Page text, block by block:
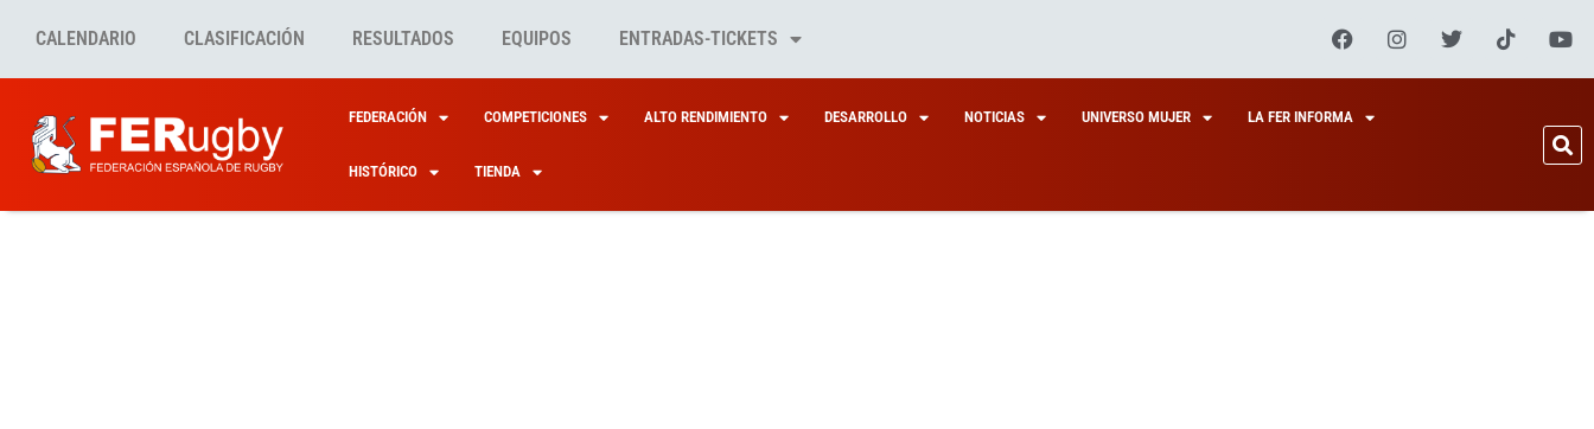
CALENDARIO CLASIFICACIÓN RESULTADOS EQUIPOS ENTRADAS-TICKETS
FEDERACIÓN COMPETICIONES ALTO RENDIMIENTO DESARROLLO NOTICIAS UNIVERSO MUJER LA FER INFORMA
HISTÓRICO TIENDA